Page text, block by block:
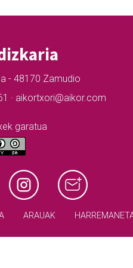
- 48170 Zamudio
· aikortxori@aikor.com
garatua
ARAUAK